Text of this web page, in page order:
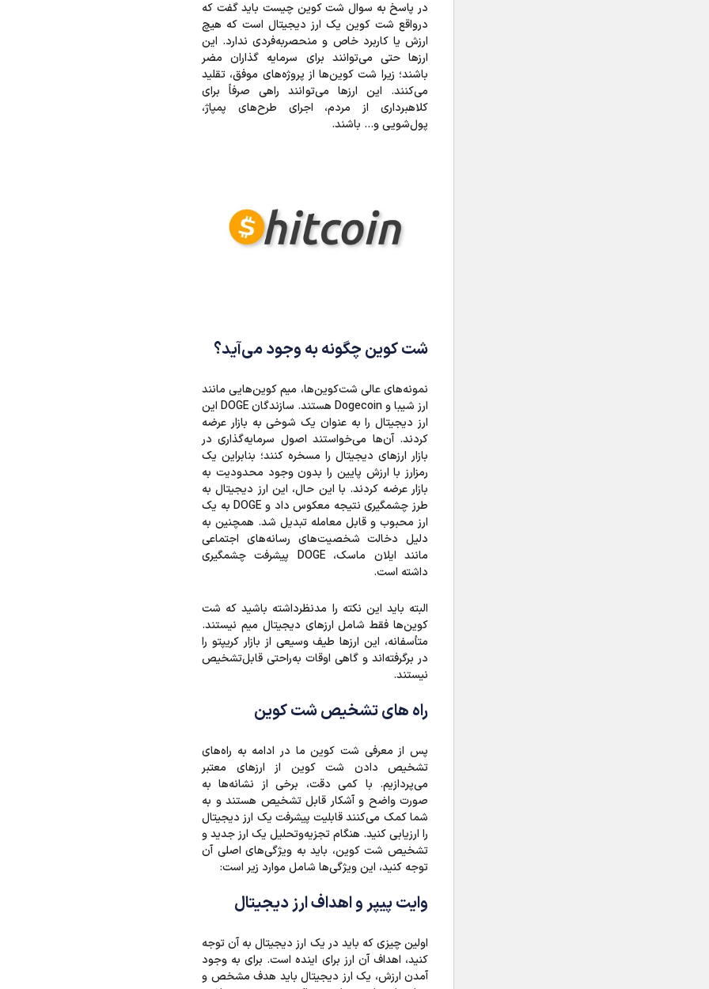
در پاسخ به سوال شت کوین‌ چیست باید گفت که
درواقع شت کوین یک ارز دیجیتال است که هیچ
ارزش یا کاربرد خاص و منحصربه‌فردی ندارد. این
ارزها حتی می‌توانند برای سرمایه گذاران مضر
باشند؛ زیرا شت کوین‌ها از پروژه‌های موفق، تقلید
می‌کنند. این ارزها می‌توانند راهی صرفاً برای
کلاهبرداری از مردم، اجرای طرح‌های پمپاژ،
پول‌شویی و… باشند.
شت کوین چگونه به وجود می‌آید؟
نمونه‌های عالی شت‌کوین‌ها، میم کوین‌هایی مانند
ارز شیبا و Dogecoin هستند. سازندگان DOGE این
ارز دیجیتال را به عنوان یک شوخی به بازار عرضه
کردند. آن‌ها می‌خواستند اصول سرمایه‌گذاری در
بازار ارزهای دیجیتال را مسخره کنند؛ بنابراین یک
رمزارز با ارزش پایین را بدون وجود محدودیت به
بازار عرضه کردند. با این حال، این ارز دیجیتال به
طرز چشمگیری نتیجه معکوس داد و DOGE به یک
ارز محبوب و قابل معامله تبدیل شد. همچنین به
دلیل دخالت شخصیت‌های رسانه‌های اجتماعی
مانند ایلان ماسک، DOGE پیشرفت چشمگیری
داشته است.
البته باید این نکته را مدنظرداشته باشید که شت
کوین‌ها فقط شامل ارزهای دیجیتال میم نیستند.
متأسفانه، این ارزها طیف وسیعی از بازار کریپتو را
در برگرفته‌اند و گاهی اوقات به‌راحتی قابل‌تشخیص
نیستند.
راه های تشخیص شت کوین
پس از معرفی شت کوین ما در ادامه به راه‌های
تشخیص دادن شت کوین از ارزهای معتبر
می‌پردازیم. با کمی دقت، برخی از نشانه‌ها به
صورت واضح و آشکار قابل تشخیص هستند و به
شما کمک می‌کنند قابلیت پیشرفت یک ارز دیجیتال
را ارزیابی کنید. هنگام تجزیه‌وتحلیل یک ارز جدید و
تشخیص شت کوین، باید به ویژگی‌های اصلی آن
توجه کنید، این ویژگی‌ها شامل موارد زیر است:
وایت پیپر و اهداف ارز دیجیتال
اولین چیزی که باید در یک ارز دیجیتال به آن توجه
کنید، اهداف آن ارز برای اینده است. برای به وجود
آمدن ارزش، یک ارز دیجیتال باید هدف مشخص و